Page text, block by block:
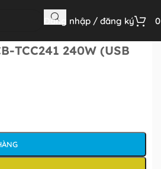
Đăng nhập / đăng ký
TCC241 240W (USB